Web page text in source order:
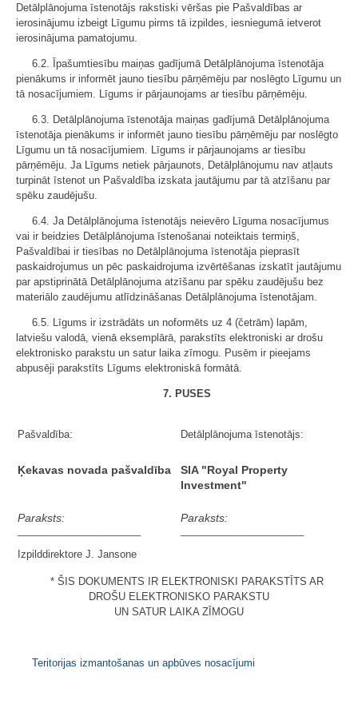
Detālplānojuma īstenotājs rakstiski vēršas pie Pašvaldības ar
ierosinājumu izbeigt Līgumu pirms tā izpildes, iesniegumā ietverot
ierosinājuma pamatojumu.
6.2. Īpašumtiesību maiņas gadījumā Detālplānojuma īstenotāja
pienākums ir informēt jauno tiesību pārņēmēju par noslēgto Līgumu un
tā nosacījumiem. Līgums ir pārjaunojams ar tiesību pārņēmēju.
6.3. Detālplānojuma īstenotāja maiņas gadījumā Detālplānojuma
īstenotāja pienākums ir informēt jauno tiesību pārņēmēju par noslēgto
Līgumu un tā nosacījumiem. Līgums ir pārjaunojams ar tiesību
pārņēmēju. Ja Līgums netiek pārjaunots, Detālplānojumu nav atļauts
turpināt īstenot un Pašvaldība izskata jautājumu par tā atzīšanu par
spēku zaudējušu.
6.4. Ja Detālplānojuma īstenotājs neievēro Līguma nosacījumus
vai ir beidzies Detālplānojuma īstenošanai noteiktais termiņš,
Pašvaldībai ir tiesības no Detālplānojuma īstenotāja pieprasīt
paskaidrojumus un pēc paskaidrojuma izvērtēšanas izskatīt jautājumu
par apstiprinātā Detālplānojuma atzīšanu par spēku zaudējušu bez
materiālo zaudējumu atlīdzināšanas Detālplānojuma īstenotājam.
6.5. Līgums ir izstrādāts un noformēts uz 4 (četrām) lapām,
latviešu valodā, vienā eksemplārā, parakstīts elektroniski ar drošu
elektronisko parakstu un satur laika zīmogu. Pusēm ir pieejams
abpusēji parakstīts Līgums elektroniskā formātā.
7. PUSES
Pašvaldība:
Ķekavas novada pašvaldība
Detālplānojuma īstenotājs:
SIA "Royal Property
Investment"
Paraksts:
Izpilddirektore J. Jansone
Paraksts:
* ŠIS DOKUMENTS IR ELEKTRONISKI PARAKSTĪTS AR
DROŠU ELEKTRONISKO PARAKSTU
UN SATUR LAIKA ZĪMOGU
Teritorijas izmantošanas un apbūves nosacījumi